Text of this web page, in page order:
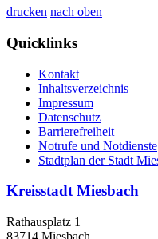
drucken nach oben
Quicklinks
Kontakt
Inhaltsverzeichnis
Impressum
Datenschutz
Barrierefreiheit
Notrufe und Notdienste
Stadtplan der Stadt
Kreisstadt Miesbach
Rathausplatz 1
83714 Miesbach